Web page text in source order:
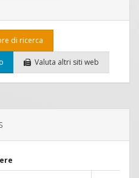
di ricerca
Valuta altri siti web